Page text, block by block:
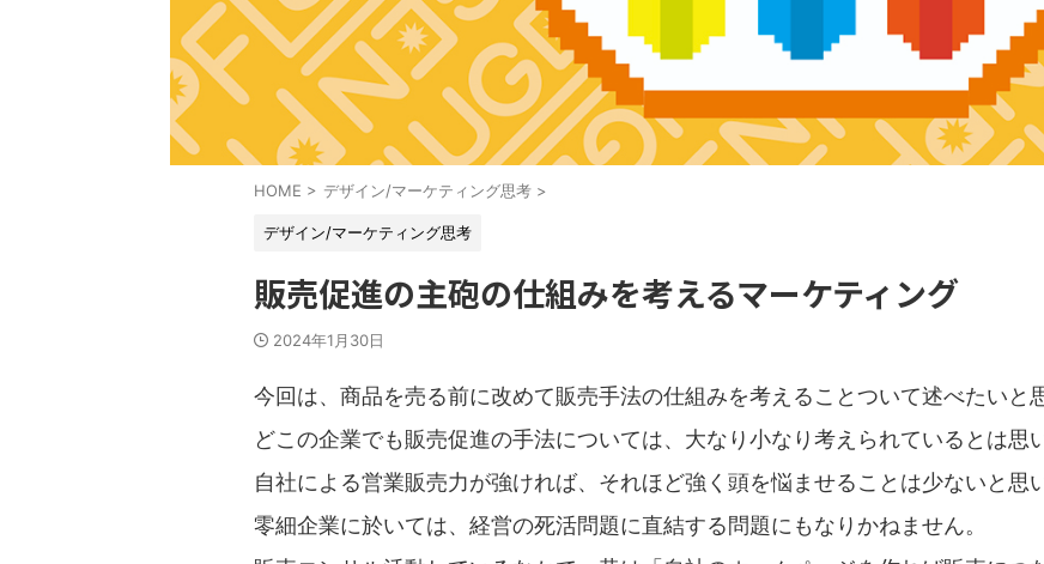
HOME > デザイン/マーケティング思考 >
デザイン/マーケティング思考
販売促進の主砲の仕組みを考えるマーケティング
2024年1月30日
今回は、商品を売る前に改めて販売手法の仕組みを考えることついて述べたいと
どこの企業でも販売促進の手法については、大なり小なり考えられているとは思
自社による営業販売力が強ければ、それほど強く頭を悩ませることは少ないと思
零細企業に於いては、経営の死活問題に直結する問題にもなりかねません。